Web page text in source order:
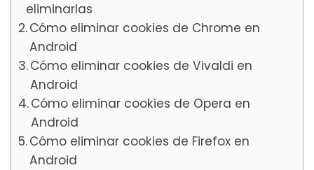
eliminarlas
Cómo eliminar cookies de Chrome en
Android
Cómo eliminar cookies de Vivaldi en
Android
Cómo eliminar cookies de Opera en
Android
Cómo eliminar cookies de Firefox en
Android